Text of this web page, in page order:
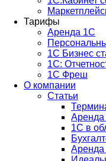
Тарифы
Аренда 1С
1С Бизнес
1С:
1C Фреш
О компании
Статьи
1С в
Аренда